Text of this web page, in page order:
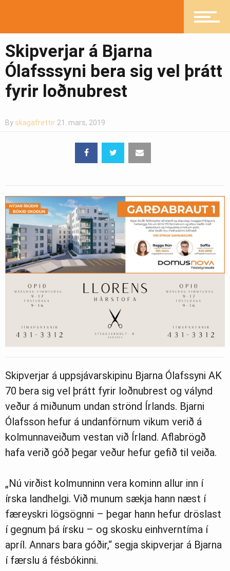
Pistlar
Skipverjar á Bjarna
Ólafsssyni bera sig vel þrátt
fyrir loðnubrest
By skagafrettir 21. mars, 2019
Skipverjar á uppsjávarskipinu Bjarna Ólafssyni AK
70 bera sig vel þrátt fyrir loðnubrest og válynd
veður á miðunum undan strönd Írlands. Bjarni
Ólafsson hefur á undanförnum vikum verið á
kolmunnaveiðum vestan við Írland. Aflabrögð
hafa verið góð þegar veður hefur gefið til veiða.
„Nú virðist kolmunninn vera kominn allur inn í
írska landhelgi. Við munum sækja hann næst í
færeyskri lögsögnni – þegar hann hefur dröslast
í gegnum þá írsku – og skosku einhverntíma í
apríl. Annars bara góðir,“ segja skipverjar á Bjarna
í færslu á fésbókinni.